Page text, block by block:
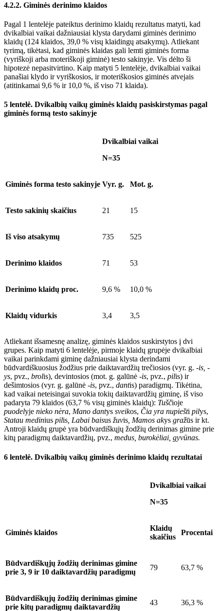
4.2.2. Giminės derinimo klaidos
Pagal 1 lentelėje pateiktus derinimo klaidų rezultatus matyti, kad
dvikalbiai vaikai dažniausiai klysta darydami giminės derinimo
klaidų (124 klaidos, 39,0 % visų klaidingų atsakymų). Atliekant
tyrimą, tikėtasi, kad giminės klaidas gali lemti giminės forma
(vyriškoji arba moteriškoji giminė) testo sakinyje. Vis dėlto ši
hipotezė nepasitvirtino. Kaip matyti 5 lentelėje, dvikalbiai vaikai
panašiai klydo ir vyriškosios, ir moteriškosios giminės atvejais
(atitinkamai 9,6 % ir 10,0 %, iš viso 71 klaida).
5 lentelė. Dvikalbių vaikų giminės klaidų pasiskirstymas pagal
giminės formą testo sakinyje
Dvikalbiai vaikai
N=35
Giminės forma testo sakinyje Vyr. g. Mot. g.
Testo sakinių skaičius 21 15
Iš viso atsakymų 735 525
Derinimo klaidos 71 53
Derinimo klaidų proc. 9,6 % 10,0 %
Klaidų vidurkis 3,4 3,5
Atliekant išsamesnę analizę, giminės klaidos suskirstytos į dvi
grupes. Kaip matyti 6 lentelėje, pirmoje klaidų grupėje dvikalbiai
vaikai parinkdami giminę dažniausiai klysta derindami
būdvardiškuosius žodžius prie daiktavardžių trečiosios (vyr. g. -is, -
ys, pvz., brolis), devintosios (mot. g. galūnė -is, pvz., pilis) ir
dešimtosios (vyr. g. galūnė -is, pvz., dantis) paradigmų. Tikėtina,
kad vaikai neteisingai suvokia tokių daiktavardžių giminę, iš viso
padaryta 79 klaidos (63,7 % visų giminės klaidų): Tuščioje
puodelyje nieko nėra, Mano dantys sveikos, Čia yra nupiešti pilys,
Statau medinius pilis, Labai baisus žuvis, Mamos akys gražūs ir kt.
Antroji klaidų grupė yra būdvardiškųjų žodžių derinimas gimine prie
kitų paradigmų daiktavardžių, pvz., medus, burokėliai, gyvūnas.
6 lentelė. Dvikalbių vaikų giminės derinimo klaidų rezultatai
Dvikalbiai vaikai
N=35
Giminės klaidos
Klaidų
skaičius
Procentai
Būdvardiškųjų žodžių derinimas gimine
prie 3, 9 ir 10 daiktavardžių paradigmų
79 63,7 %
Būdvardiškųjų žodžių derinimas gimine
prie kitų paradigmų daiktavardžių
43 36,3 %